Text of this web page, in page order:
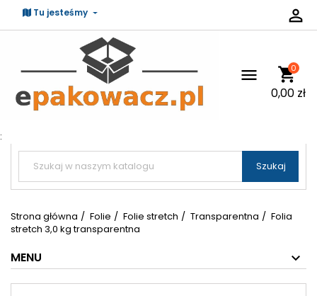
Tu jesteśmy 
 shopping_cart
0
0,00 zł
:

 Szukaj
Strona główna Folie Folie stretch Transparentna
Folia
stretch 3,0 kg transparentna
MENU